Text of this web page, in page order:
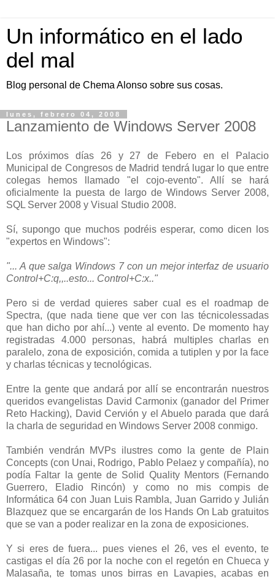
Un informático en el lado
del mal
Blog personal de Chema Alonso sobre sus cosas.
lunes, febrero 04, 2008
Lanzamiento de Windows Server 2008
Los próximos días 26 y 27 de Febero en el Palacio
Municipal de Congresos de Madrid tendrá lugar lo que entre
colegas hemos llamado "el cojo-evento". Allí se hará
oficialmente la puesta de largo de Windows Server 2008,
SQL Server 2008 y Visual Studio 2008.
Sí, supongo que muchos podréis esperar, como dicen los
"expertos en Windows":
"... A que salga Windows 7 con un mejor interfaz de usuario
Control+C:q,,..esto... Control+C:x.."
Pero si de verdad quieres saber cual es el roadmap de
Spectra, (que nada tiene que ver con las técnicolessadas
que han dicho por ahí...) vente al evento. De momento hay
registradas 4.000 personas, habrá multiples charlas en
paralelo, zona de exposición, comida a tutiplen y por la face
y charlas técnicas y tecnológicas.
Entre la gente que andará por allí se encontrarán nuestros
queridos evangelistas David Carmonix (ganador del Primer
Reto Hacking), David Cervión y el Abuelo parada que dará
la charla de seguridad en Windows Server 2008 conmigo.
También vendrán MVPs ilustres como la gente de Plain
Concepts (con Unai, Rodrigo, Pablo Pelaez y compañía), no
podía Faltar la gente de Solid Quality Mentors (Fernando
Guerrero, Eladio Rincón) y como no mis compis de
Informática 64 con Juan Luis Rambla, Juan Garrido y Julián
Blazquez que se encargarán de los Hands On Lab gratuitos
que se van a poder realizar en la zona de exposiciones.
Y si eres de fuera... pues vienes el 26, ves el evento, te
castigas el día 26 por la noche con el regetón en Chueca y
Malasaña, te tomas unos birras en Lavapies, acabas en